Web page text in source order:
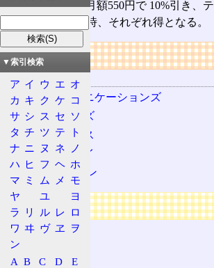
テレワイズ10は月額550円で 10%引き、
20,000円を超える時、それぞれ得となる。
リンク
関連する用語
NTTコミュニケーションズ
テレジョーズ
テレチョイス
テレホーダイ
i・アイプラン
広告
▼索引検索
ア イ ウ エ オ
カ キ ク ケ コ
サ シ ス セ ソ
タ チ ツ テ
ト
ナ ニ ヌ ネ
ノ
ハ ヒ フ ヘ ホ
マ ミ ム メ
モ
ヤ
ユ
ヨ
ラ
リ ル レ ロ
ワ ヰ ヴ ヱ
ヲ
ン
A B C D
E